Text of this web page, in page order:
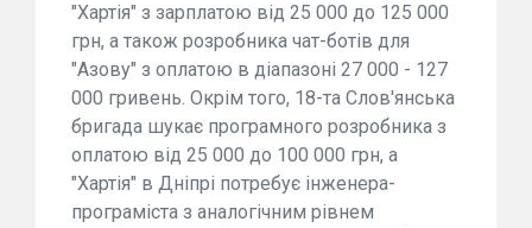
"Хартія" з зарплатою від 25 000 до 125 000
грн, а також розробника чат-ботів для
"Азову" з оплатою в діапазоні 27 000 - 127
000 гривень. Окрім того, 18-та Слов'янська
бригада шукає програмного розробника з
оплатою від 25 000 до 100 000 грн, а
"Хартія" в Дніпрі потребує інженера-
програміста з аналогічним рівнем